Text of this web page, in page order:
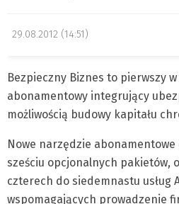
29.08.2012 (14:51)
Bezpieczny Biznes to pierwszy
abonamentowy integrujący
możliwością budowy kapitału
Nowe narzędzie
sześciu opcjonalnych pakietów,
czterech do siedemnastu usług
wspomagających prowadzenie